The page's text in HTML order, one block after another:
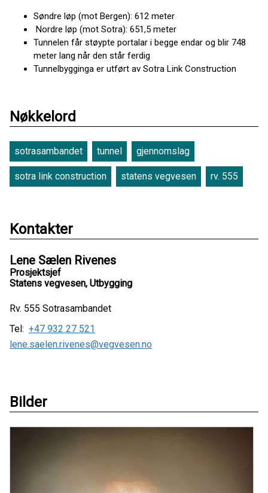
Søndre løp (mot Bergen): 612 meter
Nordre løp (mot Sotra): 651,5 meter
Tunnelen får støypte portalar i begge endar og blir 748
meter lang når den står ferdig
Tunnelbygginga er utført av Sotra Link Construction
Nøkkelord
sotrasambandet tunnel gjennomslag
sotra link construction statens vegvesen rv. 555
Kontakter
Lene Sælen Rivenes
Prosjektsjef
Statens vegvesen, Utbygging
Rv. 555 Sotrasambandet
Tel: +47 932 27 521
lene.saelen.rivenes@vegvesen.no
Bilder